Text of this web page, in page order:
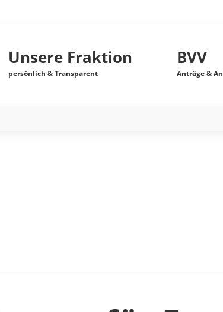
Unsere Fraktion
persönlich & Transparent
BVV
Anträge &